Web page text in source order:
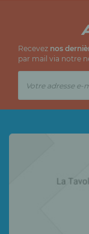
Recevez nos
par mail via notre